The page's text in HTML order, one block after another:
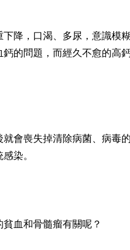
降，口渴、多尿，意識模
的問題，而經久不愈的
會喪失掉清除病菌、病
染。
血和骨髓瘤有關呢？